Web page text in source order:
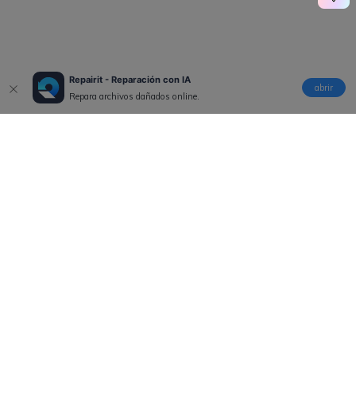
Repairit - Reparación con IA
Repara archivos dañados online.
abrir